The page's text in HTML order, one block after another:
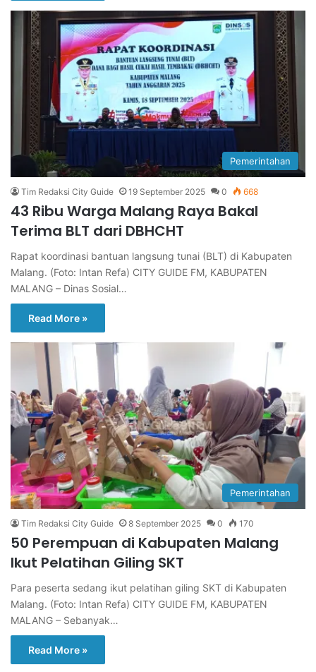
Pemerintahan
Tim Redaksi City Guide 19 September 2025 0 668
43 Ribu Warga Malang Raya Bakal
Terima BLT dari DBHCHT
Rapat koordinasi bantuan langsung tunai (BLT) di Kabupaten
Malang. (Foto: Intan Refa) CITY GUIDE FM, KABUPATEN
MALANG – Dinas Sosial…
Read More »
Pemerintahan
Tim Redaksi City Guide 8 September 2025 0 170
50 Perempuan di Kabupaten Malang
Ikut Pelatihan Giling SKT
Para peserta sedang ikut pelatihan giling SKT di Kabupaten
Malang. (Foto: Intan Refa) CITY GUIDE FM, KABUPATEN
MALANG – Sebanyak…
Read More »